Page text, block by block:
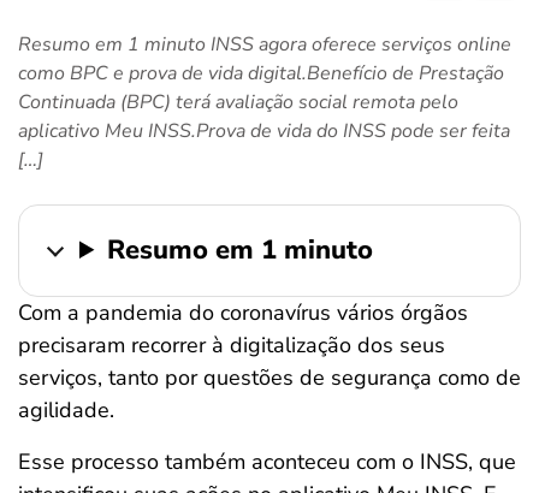
ferramentas
Resumo em 1 minuto INSS agora oferece serviços online
como BPC e prova de vida digital.Benefício de Prestação
Continuada (BPC) terá avaliação social remota pelo
aplicativo Meu INSS.Prova de vida do INSS pode ser feita
[…]
Resumo em 1 minuto
Com a pandemia do coronavírus vários órgãos
precisaram recorrer à digitalização dos seus
serviços, tanto por questões de segurança como de
agilidade.
Esse processo também aconteceu com o INSS, que